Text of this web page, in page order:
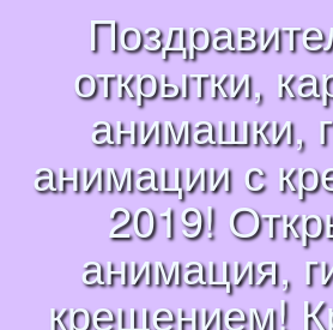
открытки,
анимашки,
анимации с
2019!
анимация,
крещением!